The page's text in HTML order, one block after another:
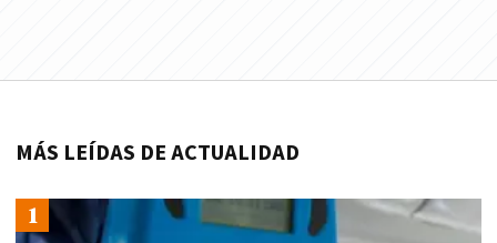
MÁS LEÍDAS DE ACTUALIDAD